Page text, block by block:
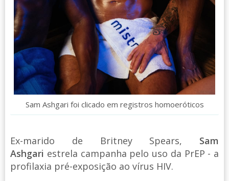
Sam Ashgari foi clicado em registros homoeróticos
Ex-marido de Britney Spears, Sam
Ashgari estrela campanha pelo uso da PrEP - a
profilaxia pré-exposição ao vírus HIV.